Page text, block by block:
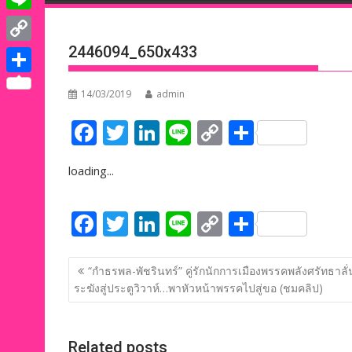
2446094_650x433
14/03/2019 admin
F
ac
e
b
o
o
k
T
w
er
Li
n
e
dI
n
Li
n
C
o
y
Li
n
k
S
h
e
loading...
F
ac
e
b
T
w
itt
er
Li
n
k
e
Li
n
e
C
o
p
y
S
h
ar
e
แนะแนว
เรื่อง
“กำธรพล-พัชรินทร์” คู่รักนักการเมืองพรรคพลังศรัทธาลั่
ระฆังสู่ประตูวิวาห์…พาหัวหน้าพรรคไปสู่ขอ (ชมคลิป)
Related posts
e
b
o
o
i
t
e
i
n
k
e
L
i
n
C
o
S